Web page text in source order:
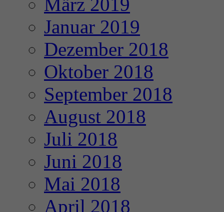
März 2019
Januar 2019
Dezember 2018
Oktober 2018
September 2018
August 2018
Juli 2018
Juni 2018
Mai 2018
April 2018